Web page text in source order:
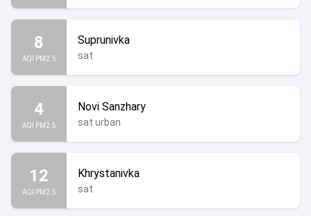
8
AQI PM2.5
Suprunivka
sat
4
AQI PM2.5
Novi Sanzhary
sat urban
12
AQI PM2.5
Khrystanivka
sat